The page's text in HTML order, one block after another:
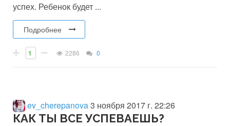
успех. Ребенок будет ...
Подробнее
1 2286 0
ev_cherepanova3 ноября 2017 г. 22:26
КАК ТЫ ВСЕ УСПЕВАЕШЬ?